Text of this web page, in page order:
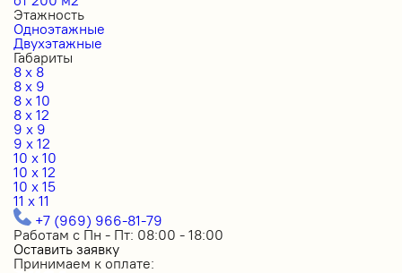
Этажность
Одноэтажные
Двухэтажные
Габариты
8 x 8
8 x 9
8 x 10
8 x 12
9 x 9
9 x 12
10 x 10
10 x 12
10 x 15
11 x 11
+7 (969) 966-81-79
Работам с Пн - Пт: 08:00 - 18:00
Оставить заявку
Принимаем к оплате: